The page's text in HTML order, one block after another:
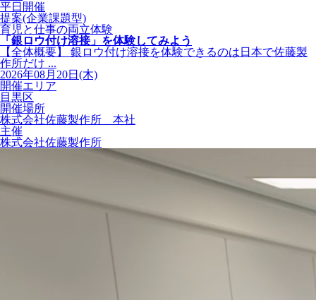
平日開催
提案(企業課題型)
育児と仕事の両立体験
「銀ロウ付け溶接」を体験してみよう
【全体概要】 銀ロウ付け溶接を体験できるのは日本で佐藤製
作所だけ ...
2026年08月20日(木)
開催エリア
目黒区
開催場所
株式会社佐藤製作所 本社
主催
株式会社佐藤製作所